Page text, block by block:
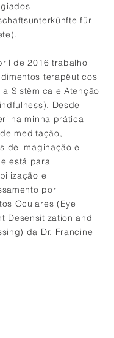
für
de 2016 trabalho
terapêuticos
Sistêmica e Atenção
Desde
na minha prática
meditação,
de imaginação e
está para
e
por
Oculares (Eye
Desensitization and
da Dr. Francine